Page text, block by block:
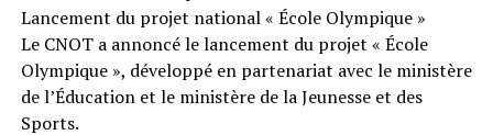
Lancement du projet national « École Olympique »
Le CNOT a annoncé le lancement du projet « École
Olympique », développé en partenariat avec le ministère
de l’Éducation et le ministère de la Jeunesse et des
Sports.